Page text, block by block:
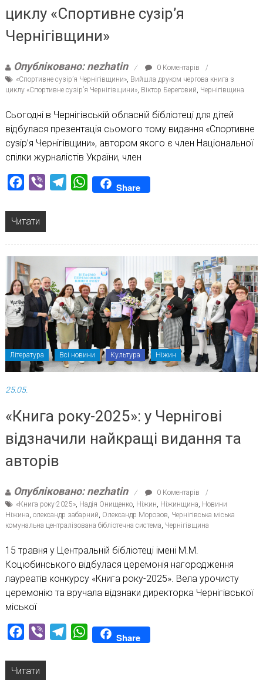
циклу «Спортивне сузір’я
Чернігівщини»
Опубліковано: nezhatin
0 Коментарів
«Спортивне сузір’я Чернігівщини», Вийшла друком чергова книга з
циклу «Спортивне сузір’я Чернігівщини», Віктор Береговий, Чернігівщина
Сьогодні в Чернігівській обласній бібліотеці для дітей
відбулася презентація сьомого тому видання «Спортивне
сузір’я Чернігівщини», автором якого є член Національної
спілки журналістів України, член
Facebook
Viber TelegramWhatsAppShare
Читати
Література Всі новини Культура Ніжин
25.05.
«Книга року-2025»: у Чернігові
відзначили найкращі видання та
авторів
Опубліковано: nezhatin
0 Коментарів
«Книга року-2025», Надія Онищенко, Ніжин, Ніжинщина, Новини
Ніжина, олександр забарний, Олександр Морозов, Чернігівська міська
комунальна централізована бібліотечна система, Чернігівщина
15 травня у Центральній бібліотеці імені М.М.
Коцюбинського відбулася церемонія нагородження
лауреатів конкурсу «Книга року-2025». Вела урочисту
церемонію та вручала відзнаки директорка Чернігівської
міської
Facebook
Viber TelegramWhatsAppShare
Читати